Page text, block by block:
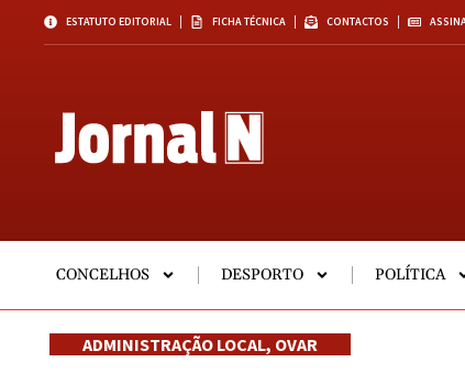
ESTATUTO EDITORIAL FICHA TÉCNICA CONTACTOS
CONCELHOS DESPORTO POLÍTICA
ADMINISTRAÇÃO LOCAL, OVAR